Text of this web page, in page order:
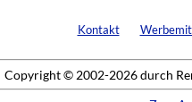
Kontakt
Copyright © 2002-2026 durch